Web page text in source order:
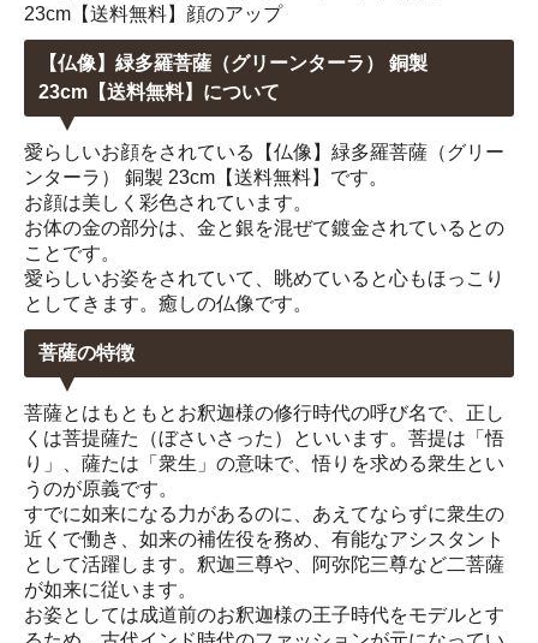
23cm【送料無料】顔のアップ
【仏像】緑多羅菩薩（グリーンターラ） 銅製
23cm【送料無料】について
愛らしいお顔をされている【仏像】緑多羅菩薩（グリー
ンターラ） 銅製 23cm【送料無料】です。
お顔は美しく彩色されています。
お体の金の部分は、金と銀を混ぜて鍍金されているとの
ことです。
愛らしいお姿をされていて、眺めていると心もほっこり
としてきます。癒しの仏像です。
菩薩の特徴
菩薩とはもともとお釈迦様の修行時代の呼び名で、正し
くは菩提薩た（ぼさいさった）といいます。菩提は「悟
り」、薩たは「衆生」の意味で、悟りを求める衆生とい
うのが原義です。
すでに如来になる力があるのに、あえてならずに衆生の
近くで働き、如来の補佐役を務め、有能なアシスタント
として活躍します。釈迦三尊や、阿弥陀三尊など二菩薩
が如来に従います。
お姿としては成道前のお釈迦様の王子時代をモデルとす